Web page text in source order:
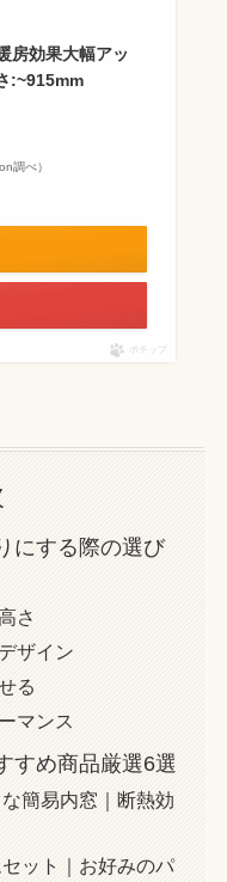
房効果大幅アッ
:~915mm
調べ）
ポチップ
にする際の選び
さ
ザイン
る
マンス
すめ商品厳選6選
簡易内窓｜断熱効
ット｜お好みのパ